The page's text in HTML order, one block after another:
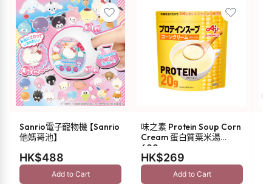
Sanrio電子寵物機 【Sanrio
他媽哥池】
HK$488
Add to Cart
味之素 Protein Soup Corn
Cream 蛋白質粟米湯
600g
HK$269
Add to Cart